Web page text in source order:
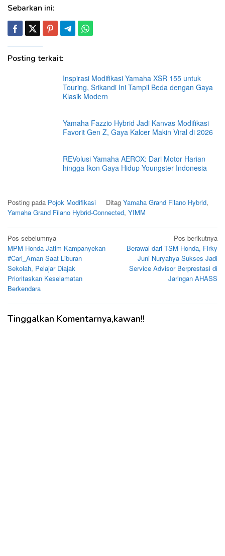
Sebarkan ini:
Posting terkait:
Inspirasi Modifikasi Yamaha XSR 155 untuk
Touring, Srikandi Ini Tampil Beda dengan Gaya
Klasik Modern
Yamaha Fazzio Hybrid Jadi Kanvas Modifikasi
Favorit Gen Z, Gaya Kalcer Makin Viral di 2026
REVolusi Yamaha AEROX: Dari Motor Harian
hingga Ikon Gaya Hidup Youngster Indonesia
Posting pada Pojok Modifikasi Ditag Yamaha Grand Filano Hybrid,
Yamaha Grand Filano Hybrid-Connected, YIMM
Navigasi
pos
Pos sebelumnya
MPM Honda Jatim Kampanyekan
#Cari_Aman Saat Liburan
Sekolah, Pelajar Diajak
Prioritaskan Keselamatan
Berkendara
Pos berikutnya
Berawal dari TSM Honda, Firky
Juni Nuryahya Sukses Jadi
Service Advisor Berprestasi di
Jaringan AHASS
Tinggalkan Komentarnya,kawan!!